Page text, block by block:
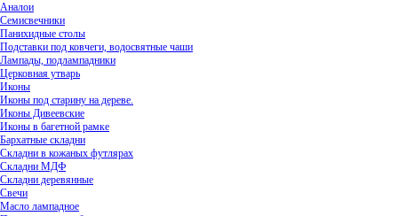
Аналои
Семисвечники
Панихидные столы
Подставки под ковчеги, водосвятные чаши
Лампады, подлампадники
Церковная утварь
Иконы
Иконы под старину на дереве.
Иконы Дивеевские
Иконы в багетной рамке
Бархатные складни
Складни в кожаных футлярах
Складни МДФ
Складни деревянные
Свечи
Масло лампадное